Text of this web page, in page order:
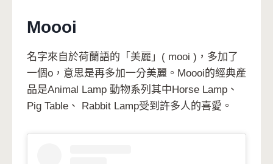
Moooi
名字來自於荷蘭語的「美麗」( mooi )，多加了
一個o，意思是再多加一分美麗。Moooi的經典產
品是Animal Lamp 動物系列其中Horse Lamp、
Pig Table、 Rabbit Lamp受到許多人的喜愛。